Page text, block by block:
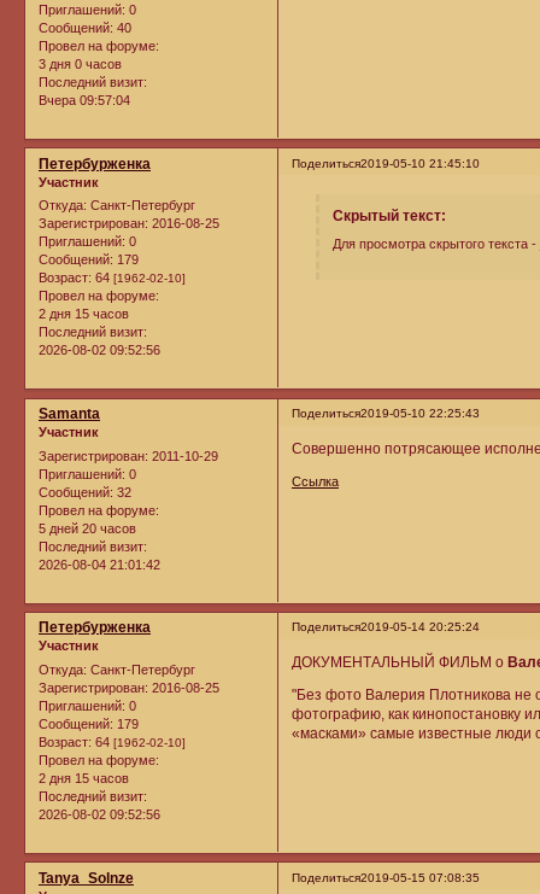
Приглашений: 0
Сообщений: 40
Провел на форуме:
3 дня 0 часов
Последний визит:
Вчера 09:57:04
Поделиться2019-05-10 21:45:10
Петербурженка
Участник
Откуда: Санкт-Петербург
Зарегистрирован: 2016-08-25
Приглашений: 0
Сообщений: 179
Возраст: 64 [1962-02-10]
Провел на форуме:
2 дня 15 часов
Последний визит:
2026-08-02 09:52:56
Скрытый текст:
Для просмотра скрытого текста -
Поделиться2019-05-10 22:25:43
Samanta
Участник
Зарегистрирован: 2011-10-29
Приглашений: 0
Сообщений: 32
Провел на форуме:
5 дней 20 часов
Последний визит:
2026-08-04 21:01:42
Совершенно потрясающее
Ссылка
Поделиться2019-05-14 20:25:24
Петербурженка
Участник
Откуда: Санкт-Петербург
Зарегистрирован: 2016-08-25
Приглашений: 0
Сообщений: 179
Возраст: 64 [1962-02-10]
Провел на форуме:
2 дня 15 часов
Последний визит:
2026-08-02 09:52:56
ДОКУМЕНТАЛЬНЫЙ ФИЛЬМ о
"Без фото Валерия Плотникова не
фотографию, как кинопостановку
«масками» самые известные люди
Поделиться2019-05-15 07:08:35
Tanya_Solnze